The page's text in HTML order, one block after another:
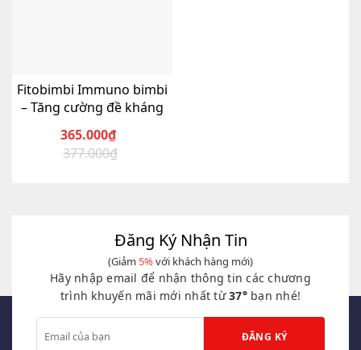
Fitobimbi Immuno bimbi
– Tăng cường đề kháng
377.000₫
Giá
365.000₫
Giá
Đăng Ký Nhận Tin
(Giảm 5%với khách hàng mới)
Hãy nhập email để nhận thông tin các chương
trình khuyến mãi mới nhất từ37°bạn nhé!